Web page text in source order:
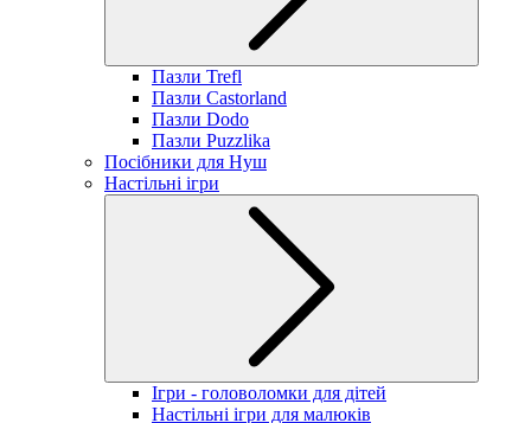
Пазли Trefl
Пазли Castorland
Пазли Dodo
Пазли Puzzlika
Посібники для Нуш
Настільні ігри
Ігри - головоломки для дітей
Настільні ігри для малюків